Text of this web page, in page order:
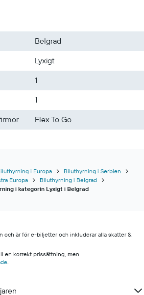
Belgrad
Lyxigt
1
1
Flex To Go
i Europa
Biluthyrning i Serbien
Europa
Biluthyrning i Belgrad
i kategorin Lyxigt i Belgrad
och är för e-biljetter och inkluderar alla skatter &
en korrekt prissättning, men
.